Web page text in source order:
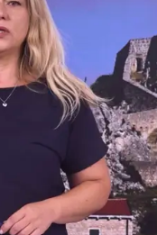
Pokretanje videa...